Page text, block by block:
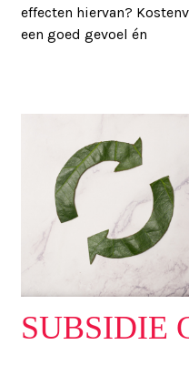
effecten hiervan?
een goed gevoel én
SUBSIDIE